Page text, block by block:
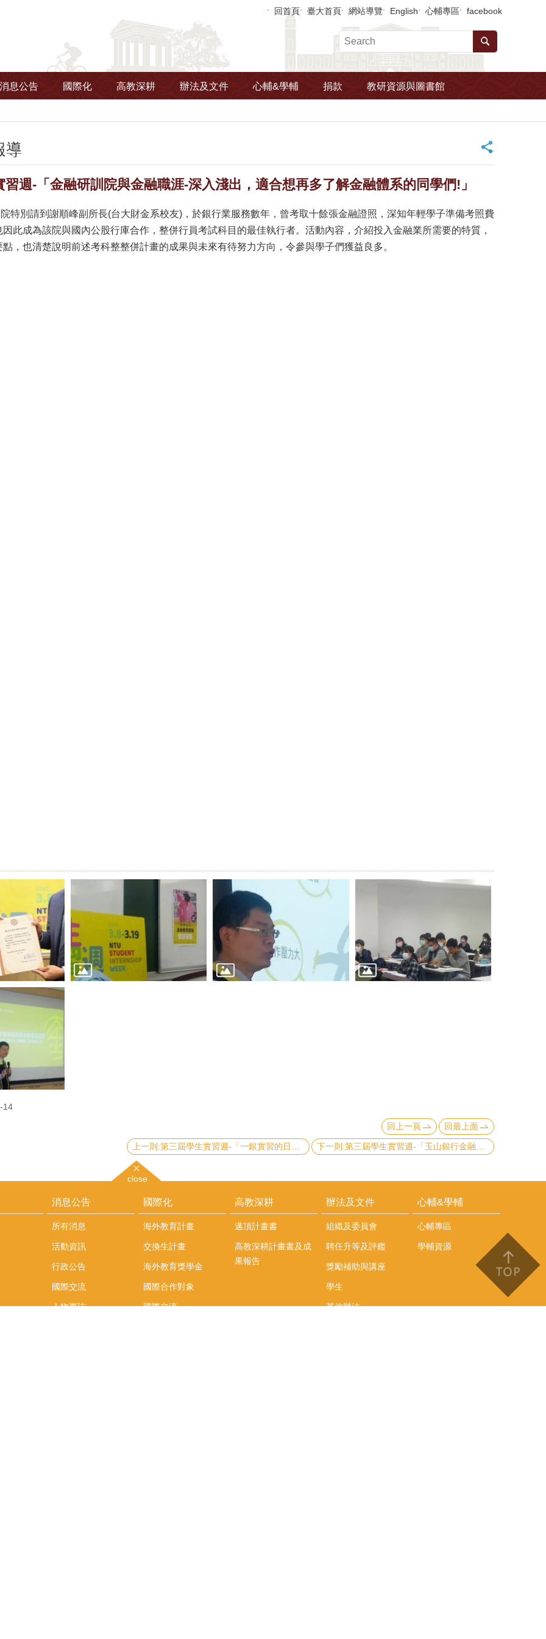
回首頁 臺大首頁 網站導覽 English 心輔專區 facebook
息公告 國際化 高教深耕 辦法及文件 心輔&學輔 捐款 教研資源與圖書館
導 _
習週-「金融研訓院與金融職涯-深入淺出，適合想再多了解金融體系的同學們!」
別請到謝順峰副所長(台大財金系校友)，於銀行業服務數年，曾考取十餘張金融證照，深知年輕學子準備考照費
此成為該院與國內公股行庫合作，整併行員考試科目的最佳執行者。活動內容，介紹投入金融業所需要的特質，
，也清楚說明前述考科整整併計畫的成果與未來有待努力方向，令參與學子們獲益良多。
14
回上一頁
回最上面
close
消息公告
所有消息
活動資訊
行政公告
國際交流
人物專訪
國際化
海外教育計畫
交換生計畫
海外教育獎學金
國際合作對象
國際交流
高教深耕
邁頂計畫書
高教深耕計畫書及成
果報告
辦法及文件
組織及委員會
聘任升等及評鑑
獎勵補助與講座
學生
其他辦法
心輔&學輔
心輔專區
學輔資源